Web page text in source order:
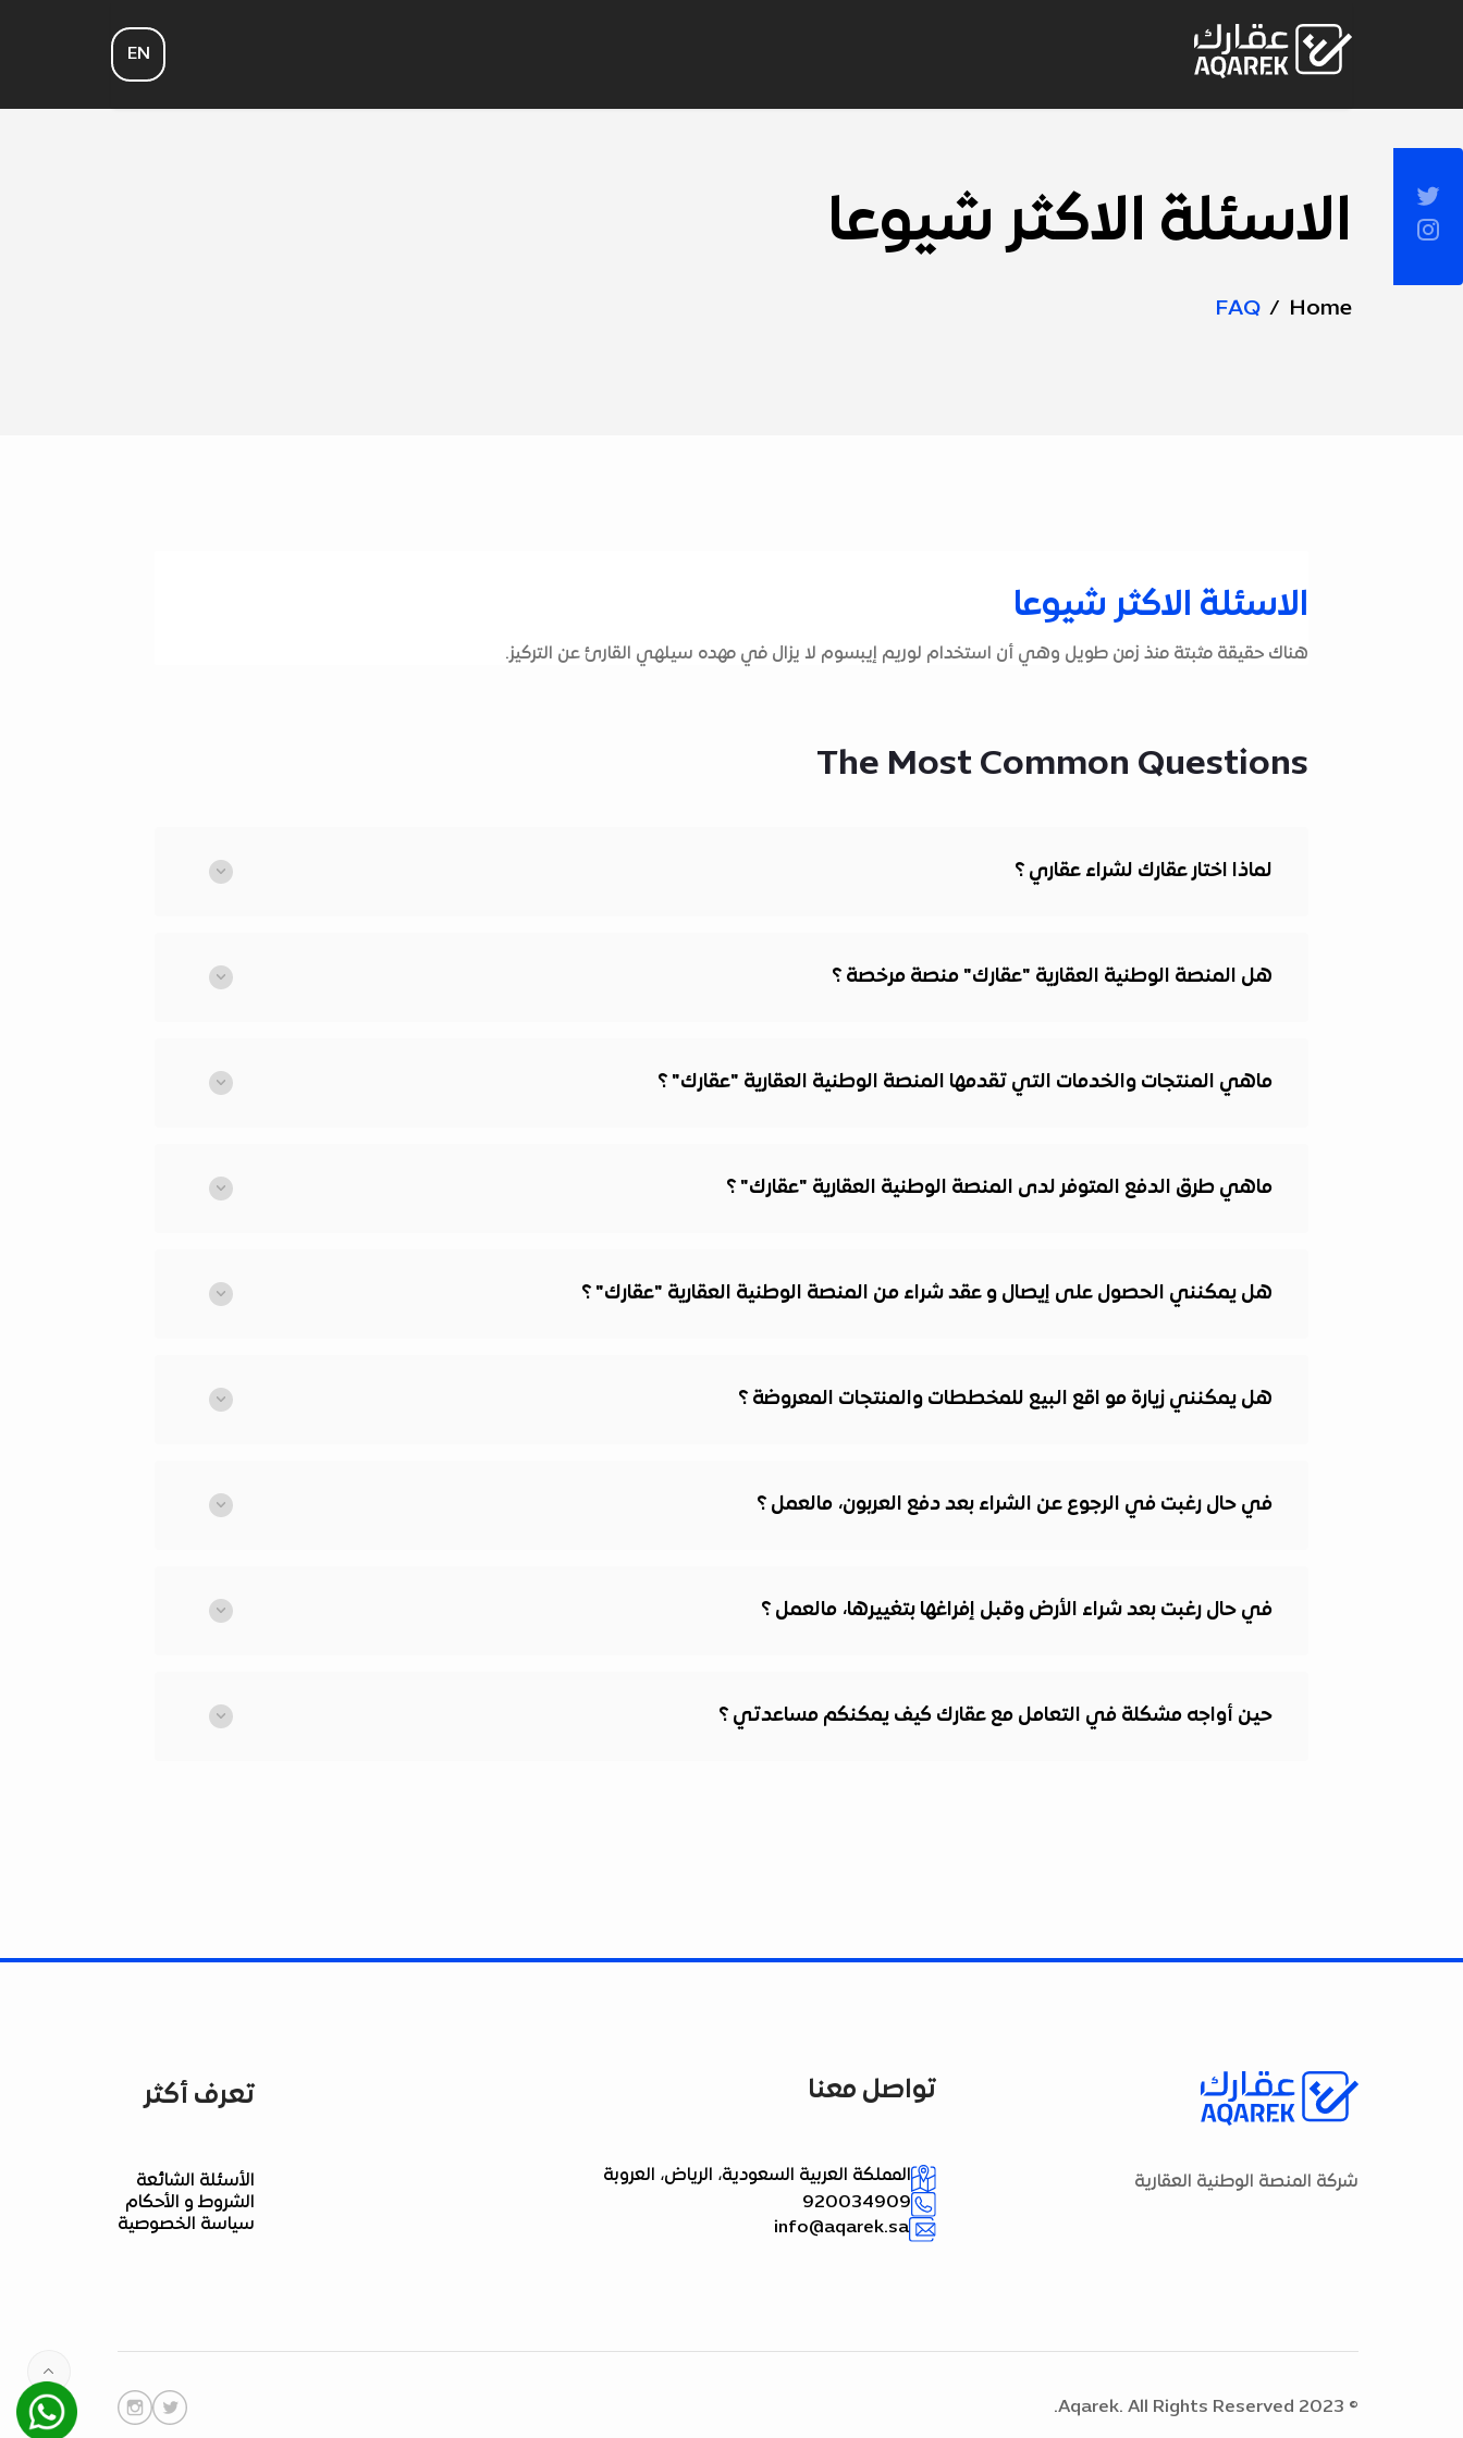
Page
الاسئلة الاكثر شيوعا
Home
FAQ
الاسئلة الاكثر شيوعا
هناك حقيقة مثبتة منذ زمن طويل وهي أن استخدام لوريم إيبسوم لا يزال في مهده سيلهي القارئ عن التركيز.
Whatsapp
Social
The Most Common Questions
لماذا اختار عقارك لشراء عقاري ؟
هل المنصة الوطنية العقارية "عقارك" منصة مرخصة ؟
ماهي المنتجات والخدمات التي تقدمها المنصة الوطنية العقارية "عقارك" ؟
ماهي طرق الدفع المتوفر لدى المنصة الوطنية العقارية "عقارك" ؟
هل يمكنني الحصول على إيصال و عقد شراء من المنصة الوطنية العقارية "عقارك" ؟
هل يمكنني زيارة مو اقع البيع للمخططات والمنتجات المعروضة ؟
في حال رغبت في الرجوع عن الشراء بعد دفع العربون، مالعمل ؟
في حال رغبت بعد شراء الأرض وقبل إفراغها بتغييرها، مالعمل ؟
حين أواجه مشكلة في التعامل مع عقارك كيف يمكنكم مساعدتي ؟
شركة المنصة الوطنية العقارية
تواصل معنا
المملكة العربية السعودية، الرياض، العروبة
920034909
info@aqarek.sa
تعرف أكثر
الأسئلة الشائعة
الشروط و الأحكام
سياسة الخصوصية
© 2023 Aqarek. All Rights Reserved.